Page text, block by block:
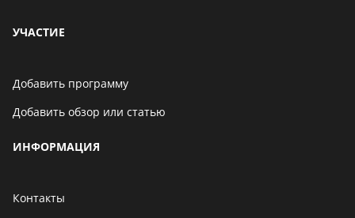
УЧАСТИЕ
Добавить программу
Добавить обзор или статью
ИНФОРМАЦИЯ
Контакты